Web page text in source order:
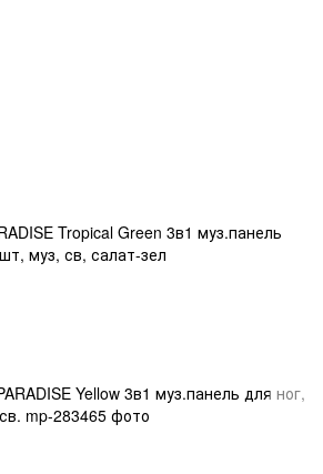
Tropical Green 3в1 муз.панель
муз, св, салат-зел